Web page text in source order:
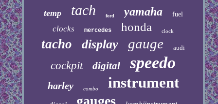
temp tach ford yamaha fuel
clocks mercedes honda clock
tacho display gauge audi
cockpit digital speedo
harley combo instrument
gauges